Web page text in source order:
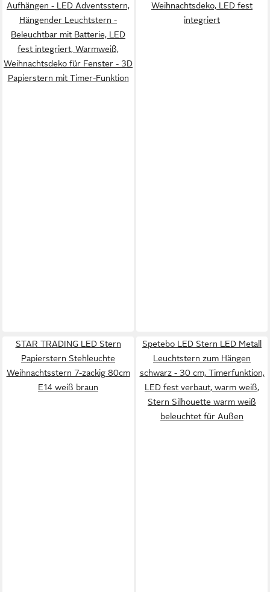
Aufhängen - LED Adventsstern,
Hängender Leuchtstern -
Beleuchtbar mit Batterie, LED
fest integriert, Warmweiß,
Weihnachtsdeko für Fenster - 3D
Papierstern mit Timer-Funktion
Weihnachtsdeko, LED fest
integriert
STAR TRADING LED Stern
Papierstern Stehleuchte
Weihnachtsstern 7-zackig 80cm
E14 weiß braun
Spetebo LED Stern LED Metall
Leuchtstern zum Hängen
schwarz - 30 cm, Timerfunktion,
LED fest verbaut, warm weiß,
Stern Silhouette warm weiß
beleuchtet für Außen